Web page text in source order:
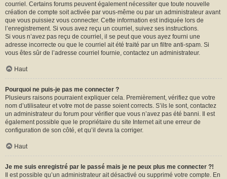
courriel. Certains forums peuvent également nécessiter que toute nouvelle
création de compte soit activée par vous-même ou par un administrateur avant
que vous puissiez vous connecter. Cette information est indiquée lors de
l’enregistrement. Si vous avez reçu un courriel, suivez ses instructions.
Si vous n’avez pas reçu de courriel, il se peut que vous ayez fourni une
adresse incorrecte ou que le courriel ait été traité par un filtre anti-spam. Si
vous êtes sûr de l’adresse courriel fournie, contactez un administrateur.
Haut
Pourquoi ne puis-je pas me connecter ?
Plusieurs raisons pourraient expliquer cela. Premièrement, vérifiez que votre
nom d’utilisateur et votre mot de passe soient corrects. S’ils le sont, contactez
un administrateur du forum pour vérifier que vous n’avez pas été banni. Il est
également possible que le propriétaire du site Internet ait une erreur de
configuration de son côté, et qu’il devra la corriger.
Haut
Je me suis enregistré par le passé mais je ne peux plus me connecter ?!
Il est possible qu’un administrateur ait désactivé ou supprimé votre compte. En